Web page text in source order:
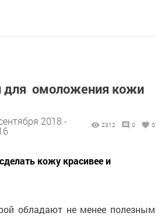
для омоложения кожи
2018 -
2312 0 0
кожу красивее и
обладают не менее полезным